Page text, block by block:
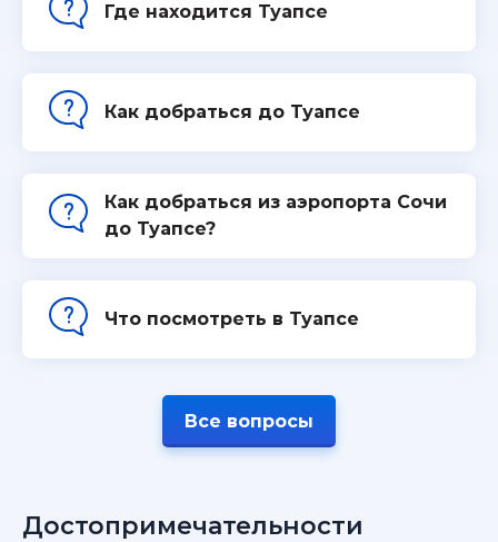
Где находится Туапсе
Как добраться до Туапсе
Как добраться из аэропорта Сочи
до Туапсе?
Что посмотреть в Туапсе
Все вопросы
Достопримечательности